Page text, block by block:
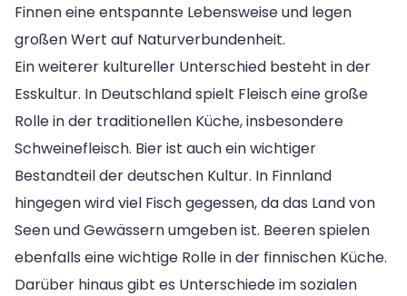
Finnen eine entspannte Lebensweise und legen
großen Wert auf Naturverbundenheit.
Ein weiterer kultureller Unterschied besteht in der
Esskultur. In Deutschland spielt Fleisch eine große
Rolle in der traditionellen Küche, insbesondere
Schweinefleisch. Bier ist auch ein wichtiger
Bestandteil der deutschen Kultur. In Finnland
hingegen wird viel Fisch gegessen, da das Land von
Seen und Gewässern umgeben ist. Beeren spielen
ebenfalls eine wichtige Rolle in der finnischen Küche.
Darüber hinaus gibt es Unterschiede im sozialen